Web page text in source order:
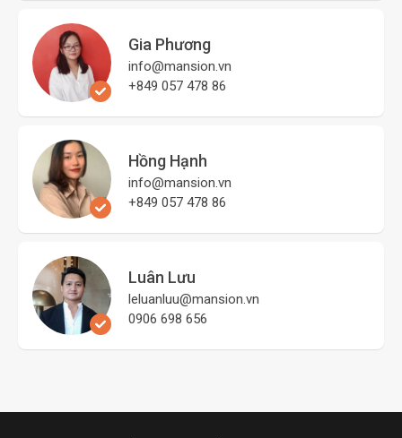
Gia Phương
info@mansion.vn
+849 057 478 86
Hồng Hạnh
info@mansion.vn
+849 057 478 86
Luân Lưu
leluanluu@mansion.vn
0906 698 656